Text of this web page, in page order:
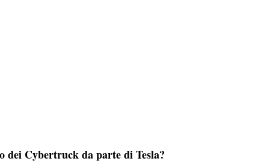
dei Cybertruck da parte di Tesla?